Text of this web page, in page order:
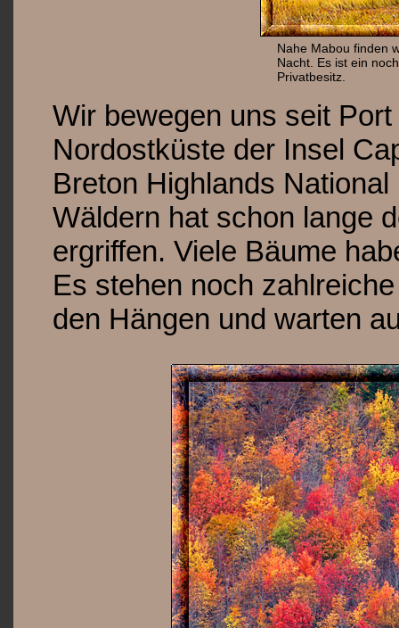
Nahe Mabou finden
Nacht. Es ist ein
Privatbesitz.
Wir bewegen uns seit
Nordostküste der Insel
Breton Highlands
Wäldern hat schon lange
ergriffen. Viele Bäume
Es stehen noch
den Hängen und warten